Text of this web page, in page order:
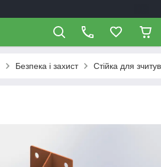
Безпека і захист Стійка для